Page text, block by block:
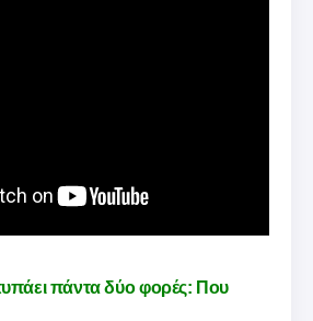
πάντα δύο φορές: Που